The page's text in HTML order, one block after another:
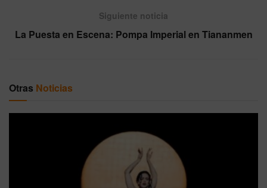
Siguiente noticia
La Puesta en Escena: Pompa Imperial en Tiananmen
Otras Noticias